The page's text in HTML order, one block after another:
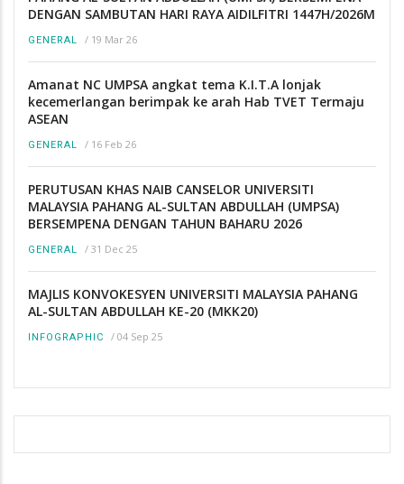
DENGAN SAMBUTAN HARI RAYA AIDILFITRI 1447H/2026M
GENERAL / 19 Mar 26
Amanat NC UMPSA angkat tema K.I.T.A lonjak
kecemerlangan berimpak ke arah Hab TVET Termaju
ASEAN
GENERAL / 16 Feb 26
PERUTUSAN KHAS NAIB CANSELOR UNIVERSITI
MALAYSIA PAHANG AL-SULTAN ABDULLAH (UMPSA)
BERSEMPENA DENGAN TAHUN BAHARU 2026
GENERAL / 31 Dec 25
MAJLIS KONVOKESYEN UNIVERSITI MALAYSIA PAHANG
AL-SULTAN ABDULLAH KE-20 (MKK20)
INFOGRAPHIC / 04 Sep 25